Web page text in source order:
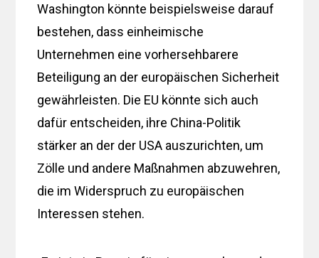
Washington könnte beispielsweise darauf
bestehen, dass einheimische
Unternehmen eine vorhersehbarere
Beteiligung an der europäischen Sicherheit
gewährleisten. Die EU könnte sich auch
dafür entscheiden, ihre China-Politik
stärker an der der USA auszurichten, um
Zölle und andere Maßnahmen abzuwehren,
die im Widerspruch zu europäischen
Interessen stehen.